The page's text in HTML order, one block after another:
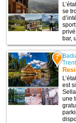
se
bar,
7
est
une